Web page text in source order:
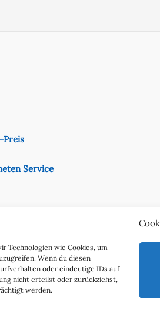
Technologien wie Cookies, um
Wenn du diesen
oder eindeutige IDs auf
nicht erteilst oder zurückziehst,
werden.
Preis
Service
(EU) Datenschutzerklärung